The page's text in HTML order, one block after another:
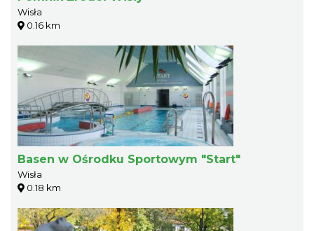
Wisła
0.16 km
Basen w Ośrodku Sportowym "Start"
Wisła
0.18 km